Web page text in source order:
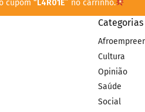
cupom “L4R01E” no carrinho.
Categorias
Cultura
Opinião
Saúde
Social